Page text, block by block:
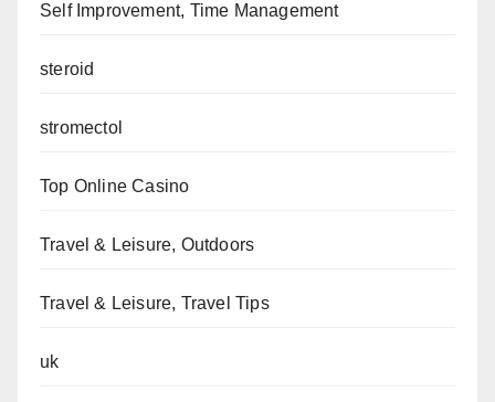
Self Improvement, Time Management
steroid
stromectol
Top Online Casino
Travel & Leisure, Outdoors
Travel & Leisure, Travel Tips
uk